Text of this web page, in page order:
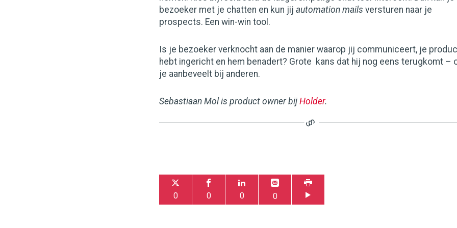
bezoeker met je chatten en kun jij automation mails versturen naar je
prospects. Een win-win tool.
Is je bezoeker verknocht aan de manier waarop jij communiceert, je
hebt ingericht en hem benadert? Grote kans dat hij nog eens terugkomt –
je aanbeveelt bij anderen.
Sebastiaan Mol is product owner bij Holder.
0 0 0 0